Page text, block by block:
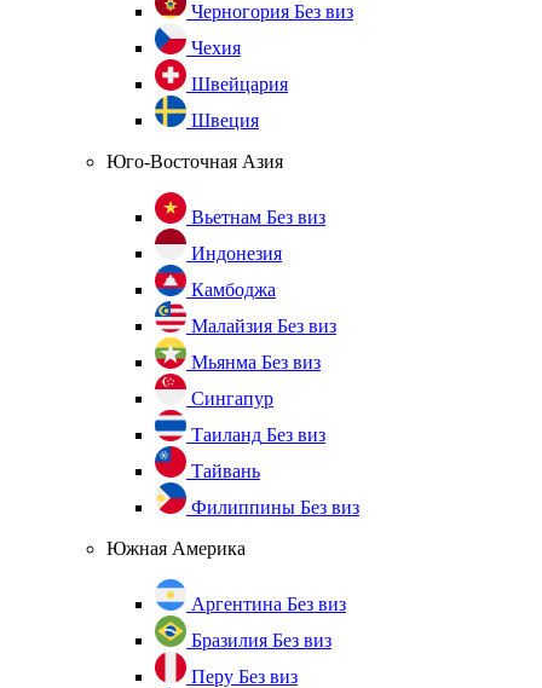
Черногория Без виз
Чехия
Швейцария
Швеция
Юго-Восточная Азия
Вьетнам Без виз
Индонезия
Камбоджа
Малайзия Без виз
Мьянма Без виз
Сингапур
Таиланд Без виз
Тайвань
Филиппины Без виз
Южная Америка
Аргентина Без виз
Бразилия Без виз
Перу Без виз